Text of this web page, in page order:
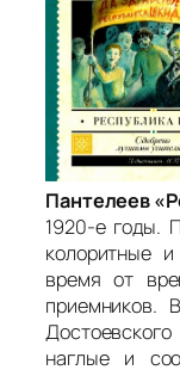
Пантелеев
1920-е годы.
колоритные
время от
наглые и